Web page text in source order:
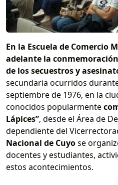
En la Escuela de Comercio
adelante la
de los secuestros y
secundaria ocurridos
septiembre de 1976, en la
conocidos popularmente
Lápices”, desde el Área de
dependiente del
Nacional de Cuyose
docentes y estudiantes,
estos acontecimientos.